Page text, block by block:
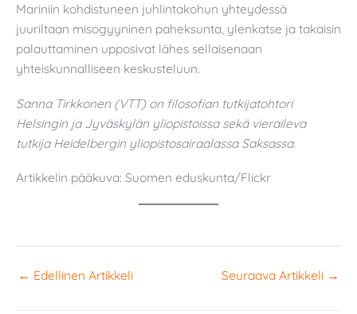
Mariniin kohdistuneen juhlintakohun yhteydessä
juuriltaan misogyyninen paheksunta, ylenkatse ja takaisin
palauttaminen upposivat lähes sellaisenaan
yhteiskunnalliseen keskusteluun.
Sanna Tirkkonen (VTT) on filosofian tutkijatohtori
Helsingin ja Jyväskylän yliopistoissa sekä vieraileva
tutkija Heidelbergin yliopistosairaalassa Saksassa.
Artikkelin pääkuva: Suomen eduskunta/Flickr
← Edellinen Artikkeli Seuraava Artikkeli →